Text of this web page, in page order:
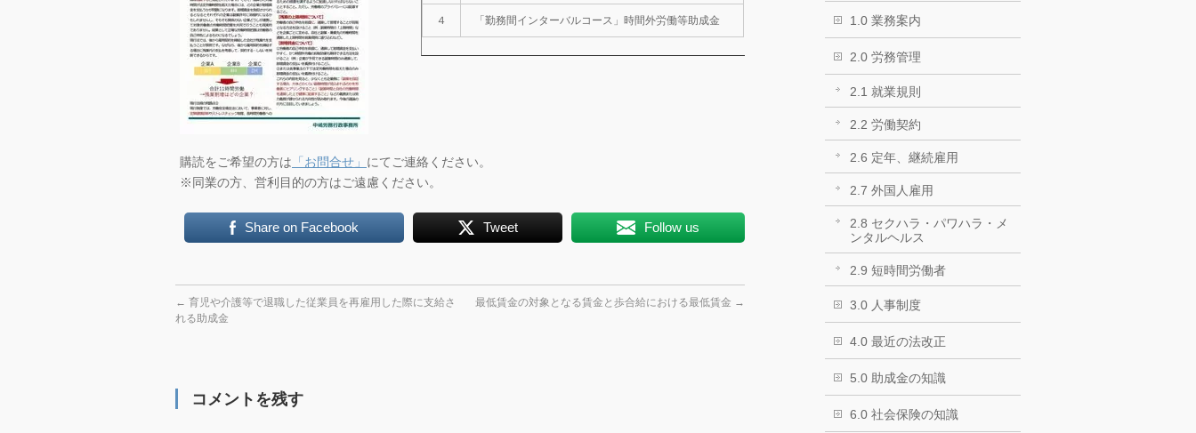
４ 「勤務間インターバルコース」時間外労働等助成金
購読をご希望の方は 「お問合せ」 にてご連絡ください。
※同業の方、営利目的の方はご遠慮ください。
Share on Facebook Tweet Follow us
← 育児や介護等で退職した従業員を再雇用した際に支給さ
れる助成金
最低賃金の対象となる賃金と歩合給における最低賃金 →
コメントを残す
1.0 業務案内
2.0 労務管理
2.1 就業規則
2.2 労働契約
2.6 定年、継続雇用
2.7 外国人雇用
2.8 セクハラ・パワハラ・メ
ンタルヘルス
2.9 短時間労働者
3.0 人事制度
4.0 最近の法改正
5.0 助成金の知識
6.0 社会保険の知識